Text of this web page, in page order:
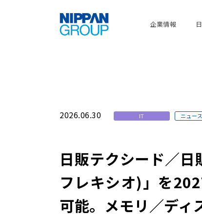
企業情報
2026.06.30 IT ニュー
日販テクシード／
フレキシオ)」を
可能。メモリ／ディ